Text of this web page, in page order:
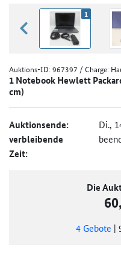
zurück blättern
1
Auktions-ID:967397 / Charge:
1 Notebook Hewlett
cm)
Auktionsende: Di.,
verbleibende
Zeit:
Die
4 Gebote |